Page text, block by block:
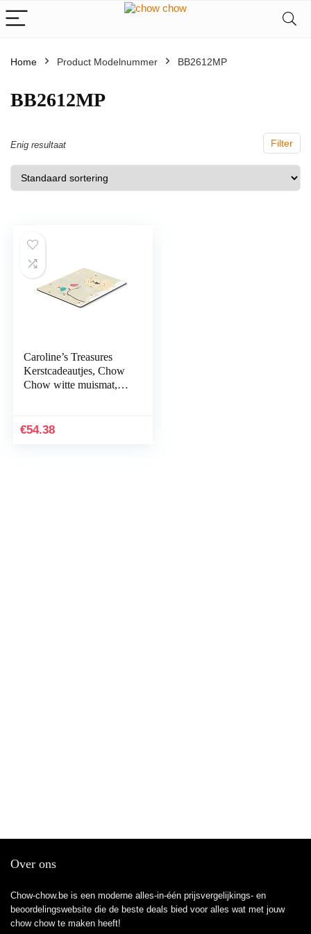
Home Product Modelnummer ‎BB2612MP
‎BB2612MP
Filter
Enig resultaat
Caroline’s Treasures
Kerstcadeautjes, Chow
Chow witte muismat,
€54.38
Over ons
Chow-chow.be is een moderne alles-in-één prijsvergelijkings- en
beoordelingswebsite die de beste deals bied voor alles wat met jouw
chow chow te maken heeft!